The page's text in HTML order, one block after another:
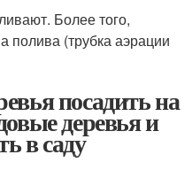
Более того,
полива (трубка аэрации
посадить на
деревья и
в саду